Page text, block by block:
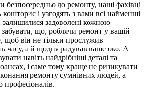
до ремонту, наші фахівці
і узгодять з вами всі найменші
залишилися задоволені кожною
що, роблячи ремонт у вашій
щоб він не тільки прослужив
часу, а й щодня радував ваше око. А
навіть найдрібніші деталі та
і саме тому краще не ризикувати
ремонту сумнівних людей, а
професіоналів.